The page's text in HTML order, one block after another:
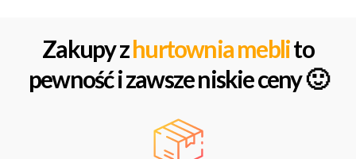
Zakupy zhurtownia meblito
pewność i zawsze niskie ceny 🙂